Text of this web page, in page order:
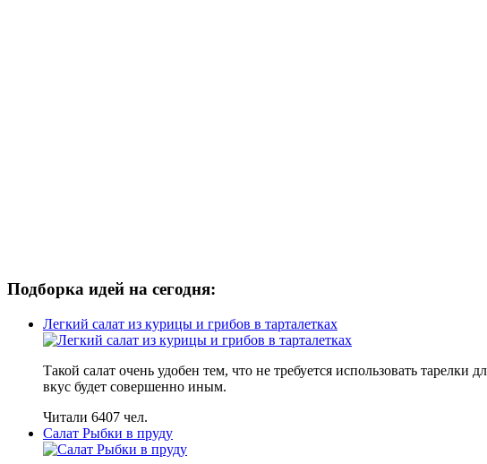
Подборка идей на сегодня:
Легкий салат из курицы и грибов в тарталетках
Такой салат очень удобен тем, что не требуется использовать тарелки
вкус будет совершенно иным.
Читали 6407 чел.
Салат Рыбки в пруду